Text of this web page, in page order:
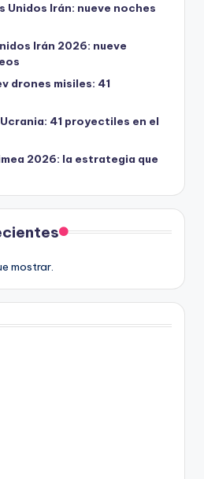
Unidos Irán: nueve noches
Irán 2026: nueve
drones misiles: 41
41 proyectiles en el
2026: la estrategia que
mostrar.